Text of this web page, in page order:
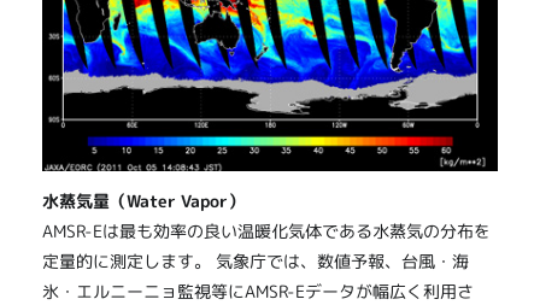
水蒸気量（Water Vapor）
AMSR-Eは最も効率の良い温暖化気体である水蒸気の分布を
定量的に測定します。 気象庁では、数値予報、台風・海
氷・エルニーニョ監視等にAMSR-Eデータが幅広く利用さ